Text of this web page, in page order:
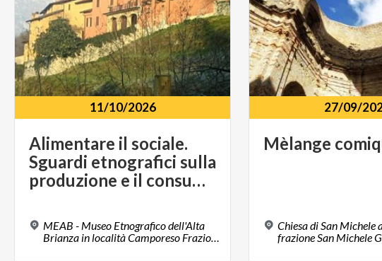
11/10/2026
Alimentare il sociale.
Sguardi etnografici sulla
produzione e il consumo di cibo nella contemporaneità
MEAB - Museo Etnografico dell'Alta
Brianza in località Camporeso Frazione Camporeso, 23851, Galbiate , LC
27/09/
Mèlange
Chiesa di San Michele
frazione San Michele